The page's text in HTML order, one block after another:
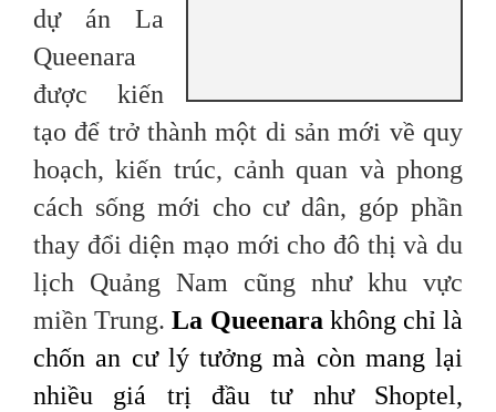
dự án La
Queenara
được kiến
tạo để trở thành một di sản mới về quy
hoạch, kiến trúc, cảnh quan và phong
cách sống mới cho cư dân, góp phần
thay đổi diện mạo mới cho đô thị và du
lịch Quảng Nam cũng như khu vực
miền Trung.La Queenarakhông chỉ là
chốn an cư lý tưởng mà còn mang lại
nhiều giá trị đầu tư như Shoptel,